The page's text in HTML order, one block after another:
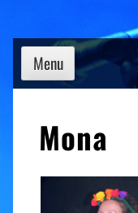
Menu
Mona